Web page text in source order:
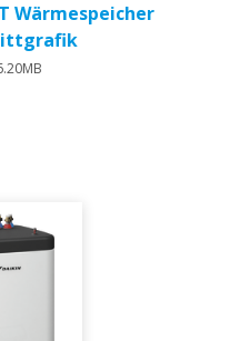
Wärmespeicher